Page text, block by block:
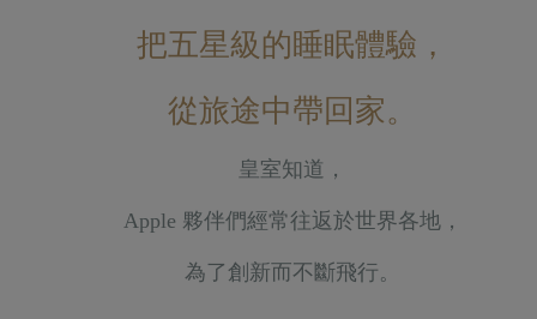
把五星級的睡眠體驗，
從旅途中帶回家。
皇室知道，
Apple 夥伴們經常往返於世界各地，
為了創新而不斷飛行。